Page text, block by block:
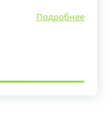
Подробнее